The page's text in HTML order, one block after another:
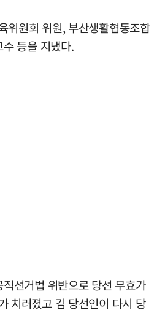
위원회 위원, 부산생활협동조합
등을 지냈다.
선거법 위반으로 당선 무효가
치러졌고 김 당선인이 다시 당